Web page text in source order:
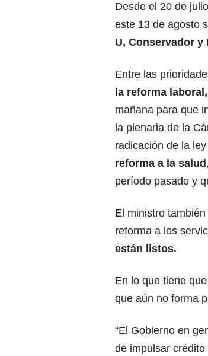
Desde el 20 de
este 13 de agosto
U, Conservador y
Entre las
la reforma laboral,
mañana para que
la plenaria de la
radicación de la
reforma a la salud
período pasado y
El ministro
reforma a los
están listos.
En lo que tiene
que aún no forma
“El Gobierno en
de impulsar